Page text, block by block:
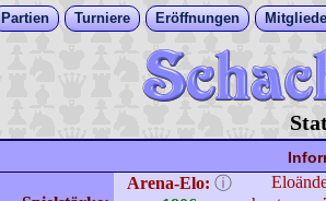
Partien Turniere Eröffnungen
Arena-Elo: ⓘ